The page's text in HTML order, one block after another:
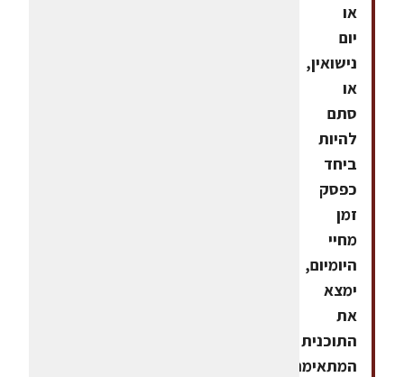
או
יום
נישואין,
או
סתם
להיות
ביחד
כפסק
זמן
מחיי
היומיום,
ימצא
את
התוכנית
המתאימה